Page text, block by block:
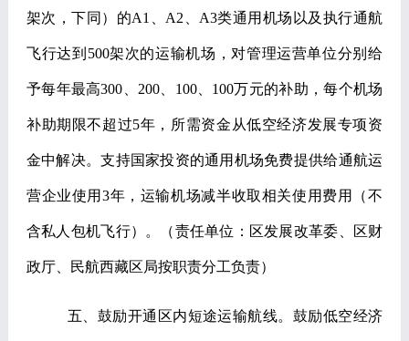
架次，下同）的A1 A2 A3类通用机场以及执行通航
飞行达到 500架次的运输机场，对管理运营单位分别给
予每年最高300 200 100、 100万元的补助，每个机场
补助期限不超过5年，所需资金从低空经济发展专项资
金中解决。支持国家投资的通用机场免费提供给通航运
营企业使用3年，运输机场减半收取相关使用费用（不
含私人包机飞行）。 （责任单位：区发展改革委、区财
政厅、民航西藏区局按职责分工负责）
五、鼓励开通区内短途运输航线。 鼓励低空经济